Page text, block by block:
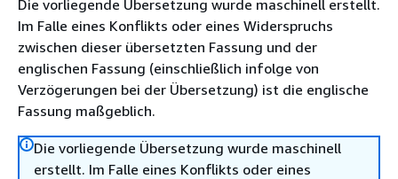
Die vorliegende Übersetzung wurde maschinell erstellt.
Im Falle eines Konflikts oder eines Widerspruchs
zwischen dieser übersetzten Fassung und der
englischen Fassung (einschließlich infolge von
Verzögerungen bei der Übersetzung) ist die englische
Fassung maßgeblich.
Die vorliegende Übersetzung wurde maschinell
erstellt. Im Falle eines Konflikts oder eines